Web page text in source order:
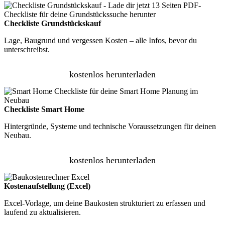
Checkliste Grundstückskauf
Lage, Baugrund und vergessen Kosten – alle Infos, bevor du
unterschreibst.
kostenlos herunterladen
Checkliste Smart Home
Hintergründe, Systeme und technische Voraussetzungen für deinen
Neubau.
kostenlos herunterladen
Kostenaufstellung (Excel)
Excel-Vorlage, um deine Baukosten strukturiert zu erfassen und
laufend zu aktualisieren.